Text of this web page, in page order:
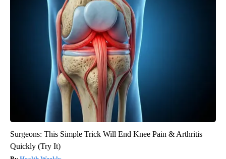
Surgeons: This Simple Trick Will End Knee Pain & Arthritis
Quickly (Try It)